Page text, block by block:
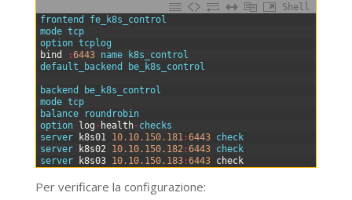
Shell
frontend fe_k8s_control
mode tcp
option tcplog
bind
:6443 name
k8s_control
default_backend
be_k8s_control
backend
be_k8s_control
mode tcp
balance
roundrobin
option
log - health-checks
server
k8s01 10.10.150.181:6443 check
server
k8s02 10.10.150.182:6443 check
server
k8s03 10.10.150.183:6443 check
Per verificare la configurazione: